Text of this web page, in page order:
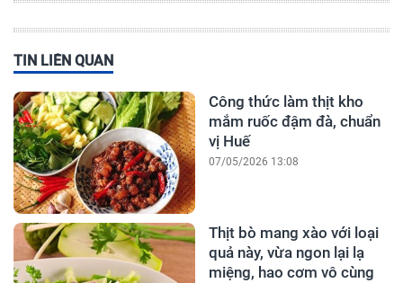
TIN LIÊN QUAN
Công thức làm thịt kho
mắm ruốc đậm đà, chuẩn
vị Huế
07/05/2026 13:08
Thịt bò mang xào với loại
quả này, vừa ngon lại lạ
miệng, hao cơm vô cùng